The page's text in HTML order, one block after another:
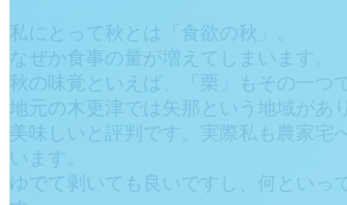
私にとって秋とは「食欲の秋」。
なぜか食事の量が増えてしまいます。
秋の味覚といえば、「栗」もその一つ
地元の木更津では矢那という地域があ
美味しいと評判です。実際私も農家宅
います。
ゆでて剥いても良いですし、何といっ